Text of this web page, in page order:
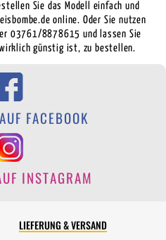
Sie das Modell einfach und
online. Oder Sie nutzen
03761/8878615 und lassen Sie
günstig ist, zu bestellen.
FACEBOOK
INSTAGRAM
LIEFERUNG & VERSAND